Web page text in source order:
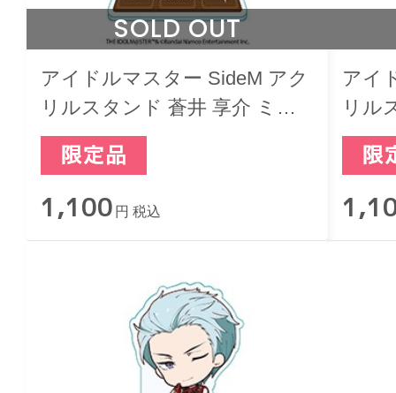
SOLD OUT
アイドルマスター SideM アク
リルスタンド 蒼井 享介 ミニ
キャラ バレンタインライブ
2026 -Sweet Style by 2022-
1,100 円 税込
アイ
リル
キャ